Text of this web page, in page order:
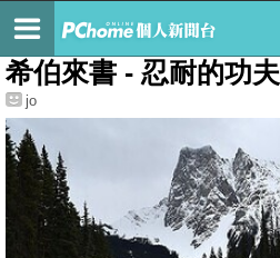
最新文章
希伯來書 - 忍耐的功夫
jo